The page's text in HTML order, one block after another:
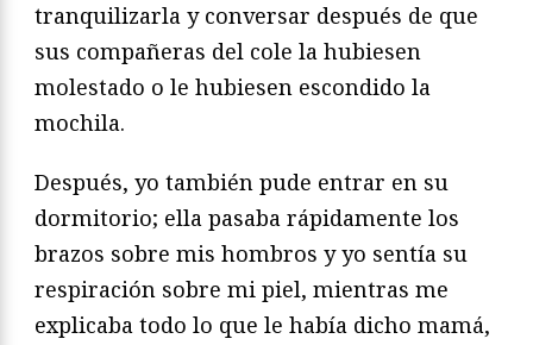
tranquilizarla y conversar después de que
sus compañeras del cole la hubiesen
molestado o le hubiesen escondido la
mochila.
Después, yo también pude entrar en su
dormitorio; ella pasaba rápidamente los
brazos sobre mis hombros y yo sentía su
respiración sobre mi piel, mientras me
explicaba todo lo que le había dicho mamá,